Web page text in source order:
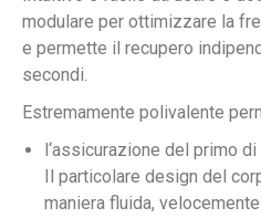
modulare per ottimizzare la
e permette il recupero
secondi.
Estremamente polivalente
l‘assicurazione del primo
Il particolare design del
maniera fluida,